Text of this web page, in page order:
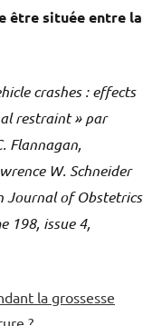
être située entre la
crashes : effects
restraint» par
Flannagan,
W. Schneider
Journal of Obstetrics
198, issue 4,
la grossesse
?